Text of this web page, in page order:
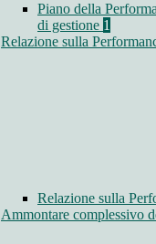
Piano della
di gestione 1
Relazione sulla
Relazione sulla
Ammontare complessivo